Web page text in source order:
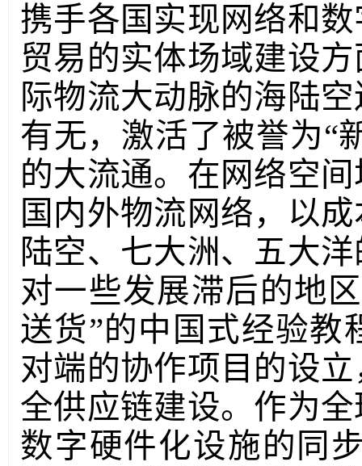
携手各国实现网络和
贸易的实体场域建设
际物流大动脉的海陆
有无，激活了被誉为“
的大流通。在网络空
国内外物流网络，以
陆空、七大洲、五大
对一些发展滞后的地
送货”的中国式经验教
对端的协作项目的设
全供应链建设。作为
数字硬件化设施的同